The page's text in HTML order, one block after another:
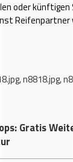
oder künftigen
Reifenpartner
,n8818.jpg,
Gratis